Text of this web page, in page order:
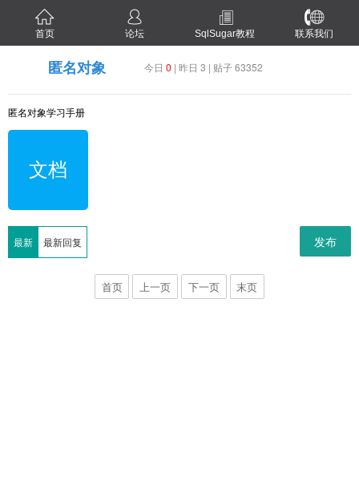
首页 论坛 SqlSugar教程 联系我们
匿名对象 今日 0 | 昨日 3 | 贴子 63352
匿名对象学习手册
文档
最新 最新回复 发布
首页 上一页 下一页 末页